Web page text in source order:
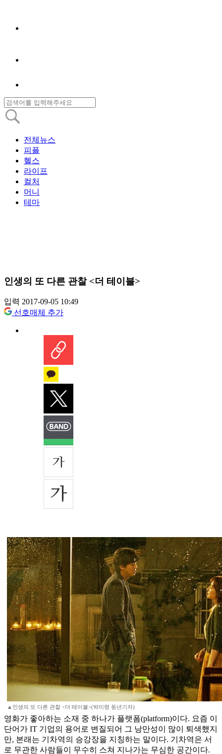
전체뉴스
피플
헬스
라이프
컬처
머니
테마
인생의 또 다른 관찰 <더 테이블>
입력 2017-09-05 10:49
선호매체 추가
▲인생의 또 다른 관찰 <더 테이블>(박미령 동년기자)
영화가 좋아하는 소재 중 하나가 플랫폼(platform)이다. 요즘 이
단어가 IT 기업의 용어로 변질되어 그 낭만성이 많이 퇴색했지
만, 본래는 기차역의 승강장을 지칭하는 말이다. 기차역은 서
로 무관한 사람들이 무수히 스쳐 지나가는 무심한 공간이다.